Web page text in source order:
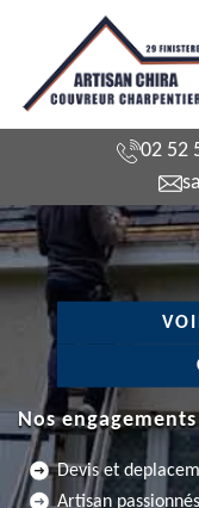
02 52
Nos engagements
Devis et
Artisan passionnés